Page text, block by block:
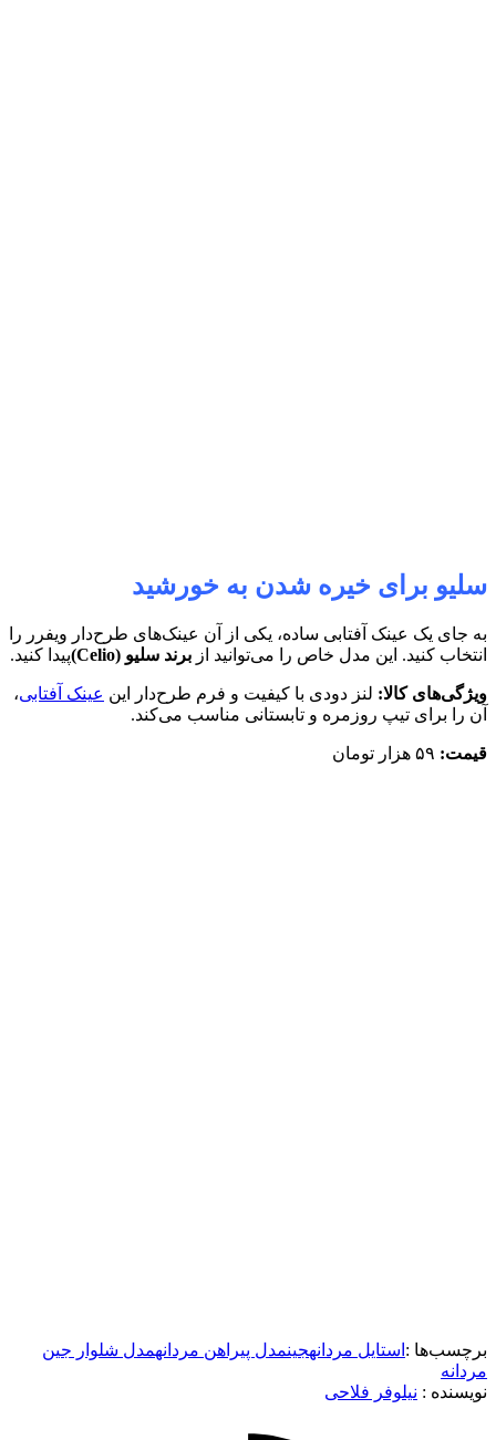
سلیو برای خیره شدن به خورشید
به جای یک عینک آفتابی ساده، یکی از آن عینک‌های طرح‌دار ویفرر را
انتخاب کنید. این مدل خاص را می‌توانید از برند سلیو (Celio
)پیدا کنید.
ویژگی‌های کالا: لنز دودی با کیفیت و فرم طرح‌دار این عینک آفتابی،
آن را برای تیپ روزمره و تابستانی مناسب می‌کند.
قیمت: ۵۹ هزار تومان
برچسب‌ها : استایل مردانهجینمدل پیراهن مردانهمدل شلوار جین
مردانه
نویسنده :‌ نیلوفر فلاحی